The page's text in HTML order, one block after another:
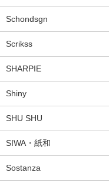
Schondsgn
Scrikss
SHARPIE
Shiny
SHU SHU
SIWA・紙和
Sostanza